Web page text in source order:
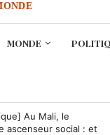
MONDE
Au Mali, le
ascenseur social : et